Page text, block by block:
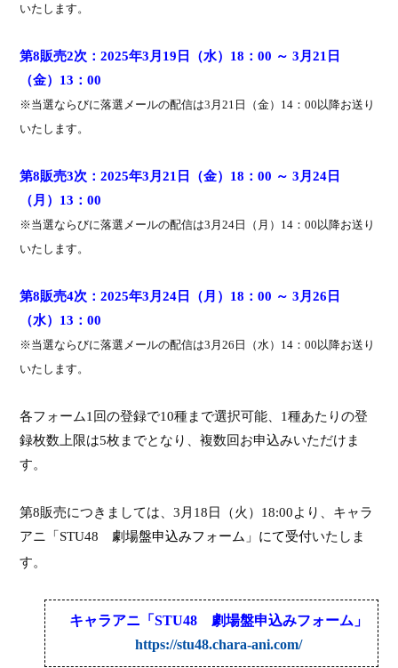
いたします。
第8販売2次：2025年3 月 19 日（水） 18 ：00 ～3 月21 日
（金） 13 ：00
※ 当選ならびに落選メールの配信は3 月21 日（金） 14 ：00以降お送り
いたします。
第8販売3次：2025年3 月21 日（金） 18 ：00 ～3 月24 日
（ 月 ） 13 ：00
※ 当選ならびに落選メールの配信は3 月24日（月） 14 ：00以降お送り
いたします。
第8販売4次：2025年3 月24 日（月） 18 ：00 ～3 月26 日
（水） 13 ：00
※ 当選ならびに落選メールの配信は3 月26 日（水） 14 ：00以降お送り
いたします。
各フォーム1 回の登録で10種まで選択可能、 1種あたりの登
録枚数上限は5枚までとなり、複数回お申込みいただけま
す。
第8販売につきましては、3 月 18日（火） 18:00より、キャラ
アニ 「STU48 劇場盤申込みフォーム 」 にて受付いたしま
す。
キャラアニ 「 STU48 劇場盤申込みフォーム 」
https://stu48.chara-ani.com/